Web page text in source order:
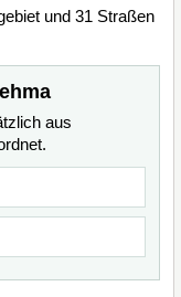
und 31 Straßen
aus